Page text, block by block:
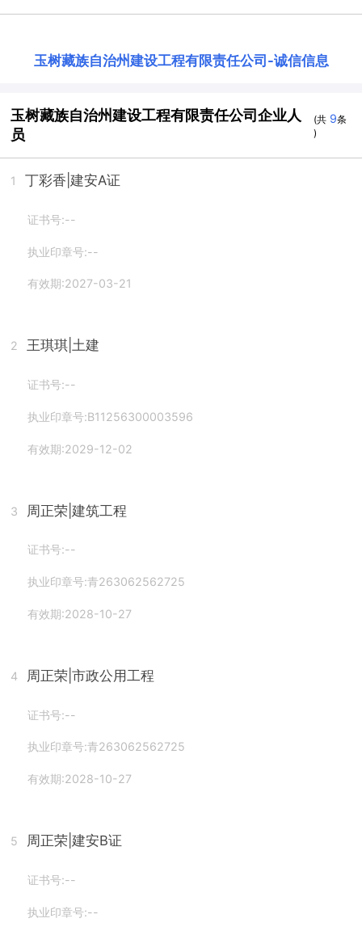
玉树藏族自治州建设工程有限责任公司 -诚信信息
玉树藏族自治州建设工程有限责任公司企业人
员
(共 9条
)
1 丁彩香 |建安A证
证书号:--
执业印章号:--
有效期:2027-03-21
2 王琪琪 |土建
证书号:--
执业印章号:B11256300003596
有效期:2029-12-02
3 周正荣 |建筑工程
证书号:--
执业印章号:青263062562725
有效期:2028-10-27
4 周正荣 |市政公用工程
证书号:--
执业印章号:青263062562725
有效期:2028-10-27
5 周正荣 |建安B证
证书号:--
执业印章号:--